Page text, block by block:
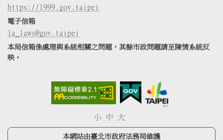
https://1999.gov.taipei
電子信箱
la_laws@gov.taipei
本局信箱係處理與系統相關之問題，其餘市政問題請至陳情系統反
映。
小 中 大
本網站由臺北市政府法務局維護